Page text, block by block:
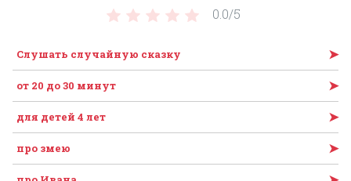
0.0/5
Слушать случайную сказку ➤
от 20 до 30 минут ➤
для детей 4 лет ➤
про змею ➤